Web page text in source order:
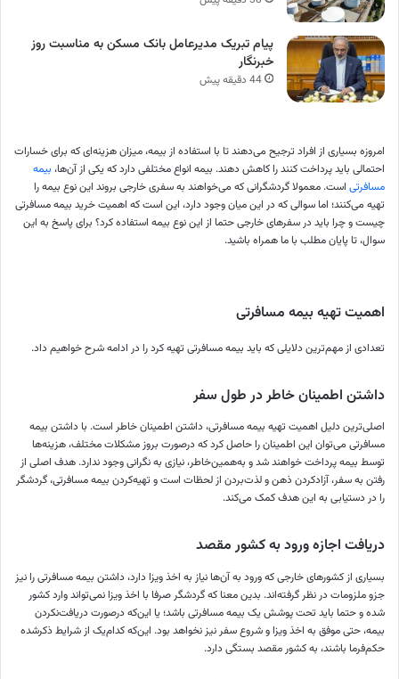
پیام تبریک مدیرعامل بانک مسکن به مناسبت روز
خبرنگار
44 دقیقه پیش
امروزه بسیاری از افراد ترجیح می‌دهند تا با استفاده از بیمه، میزان هزینه‌ای که برای خسارات
احتمالی باید پرداخت کنند را کاهش دهند. بیمه انواع مختلفی دارد که یکی از آن‌ها، بیمه
مسافرتی است. معمولا گردشگرانی که می‌خواهند به سفری خارجی بروند این نوع بیمه را
تهیه می‌کنند؛ اما سوالی که در این میان وجود دارد، این است که اهمیت خرید بیمه مسافرتی
چیست و چرا باید در سفرهای خارجی حتما از این نوع بیمه استفاده کرد؟ برای پاسخ به این
سوال، تا پایان مطلب با ما همراه باشید.
اهمیت تهیه بیمه مسافرتی
تعدادی از مهم‌ترین دلایلی که باید بیمه مسافرتی تهیه کرد را در ادامه شرح خواهیم داد.
داشتن اطمینان خاطر در طول سفر
اصلی‌ترین دلیل اهمیت تهیه بیمه مسافرتی، داشتن اطمینان خاطر است. با داشتن بیمه
مسافرتی می‌توان این اطمینان را حاصل کرد که درصورت بروز مشکلات مختلف، هزینه‌ها
توسط بیمه پرداخت خواهند شد و به‌همین‌خاطر، نیازی به نگرانی وجود ندارد. هدف اصلی از
رفتن به سفر، آزادکردن ذهن و لذت‌بردن از لحظات است و تهیه‌کردن بیمه مسافرتی، گردشگر
را در دستیابی به این هدف کمک می‌کند.
دریافت اجازه ورود به کشور مقصد
بسیاری از کشورهای خارجی که ورود به آن‌ها نیاز به اخذ ویزا دارد، داشتن بیمه مسافرتی را نیز
جزو ملزومات در نظر گرفته‌اند. بدین معنا که گردشگر صرفا با اخذ ویزا نمی‌تواند وارد کشور
شده و حتما باید تحت پوشش یک بیمه مسافرتی باشد؛ یا این‌که درصورت دریافت‌نکردن
بیمه، حتی موفق به اخذ ویزا و شروع سفر نیز نخواهد بود. این‌که کدام‌یک از شرایط ذکرشده
حکم‌فرما باشند، به کشور مقصد بستگی دارد.